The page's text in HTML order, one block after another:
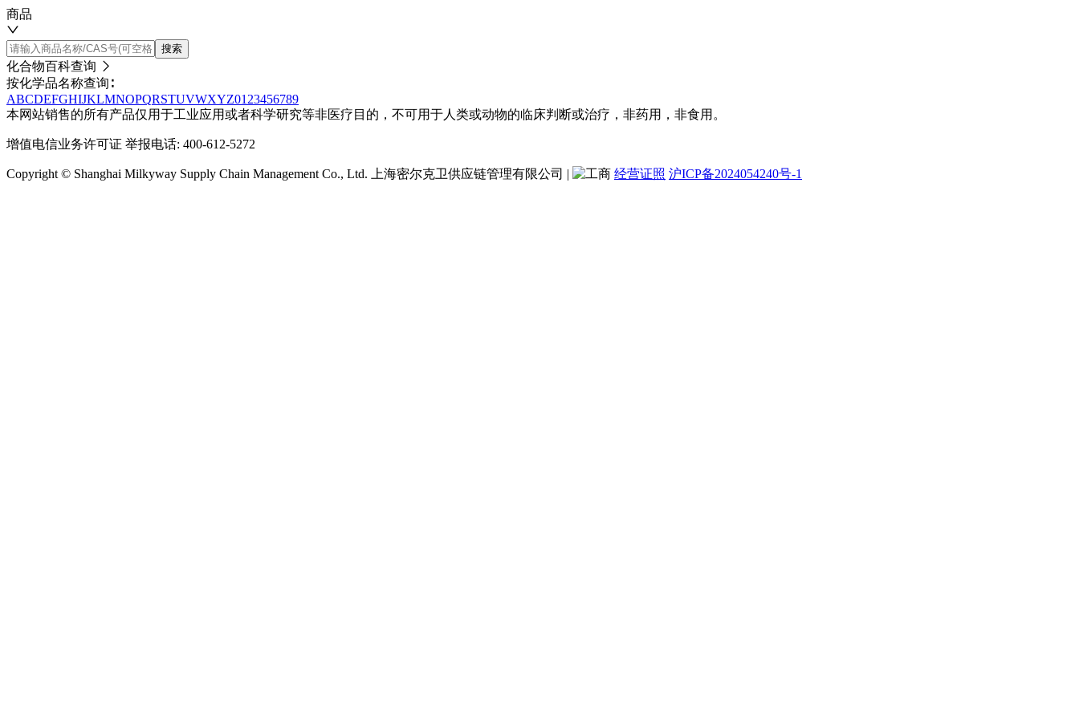
商品
搜索
化合物百科查询
按化学品名称查询∶
ABCDEFGHIJKLMNOPQRSTUVWXYZ01 23456789
本网站销售的所有产品仅用于工业应用或者科学研究等非医疗目的，不可用于人类或动物的临床判断或治疗，非药用，非食用。
增值电信业务许可证 举报电话: 400-612-5272
Copyright © Shanghai Milkyway Supply Chain Management Co., Ltd. 上海密尔克卫供应链管理有限公司 | 经营证照 沪ICP备2024054240号-1